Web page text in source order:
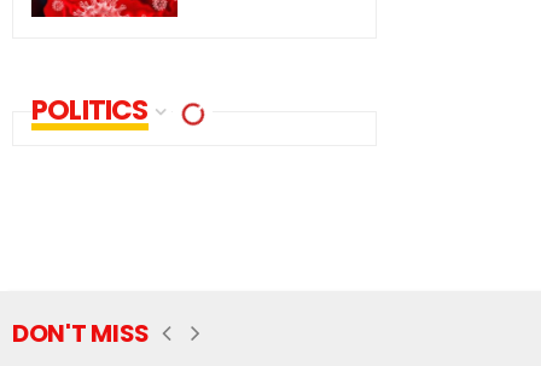
POLITICS
DON'T MISS